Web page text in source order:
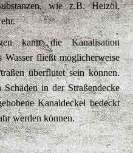
wie z.B. Heizöl,
kann die Kanalisation
Wasser fließt möglicherweise
überflutet sein können.
Schäden in der Straßendecke
Kanaldeckel bedeckt
werden können.